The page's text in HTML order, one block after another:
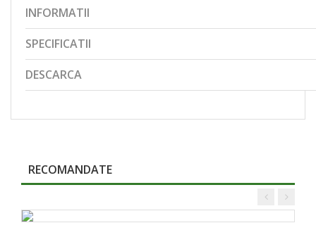
INFORMATII
SPECIFICATII
DESCARCA
RECOMANDATE